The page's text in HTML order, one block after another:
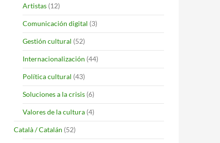
Artistas (12)
Comunicación digital (3)
Gestión cultural (52)
Internacionalización (44)
Política cultural (43)
Soluciones a la crisis (6)
Valores de la cultura (4)
Català / Catalán (52)